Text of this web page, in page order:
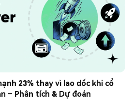
23% thay vì lao dốc khi cổ
– Phân tích & Dự đoán